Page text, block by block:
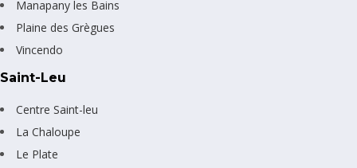
Manapany les Bains
Plaine des Grègues
Vincendo
Saint-Leu
Centre Saint-leu
La Chaloupe
Le Plate